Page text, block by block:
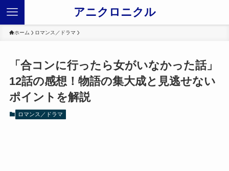
アニクロニクル
ホーム ロマンス／ドラマ
「合コンに行ったら女がいなかった話」
12話の感想！物語の集大成と見逃せない
ポイントを解説
ロマンス／ドラマ